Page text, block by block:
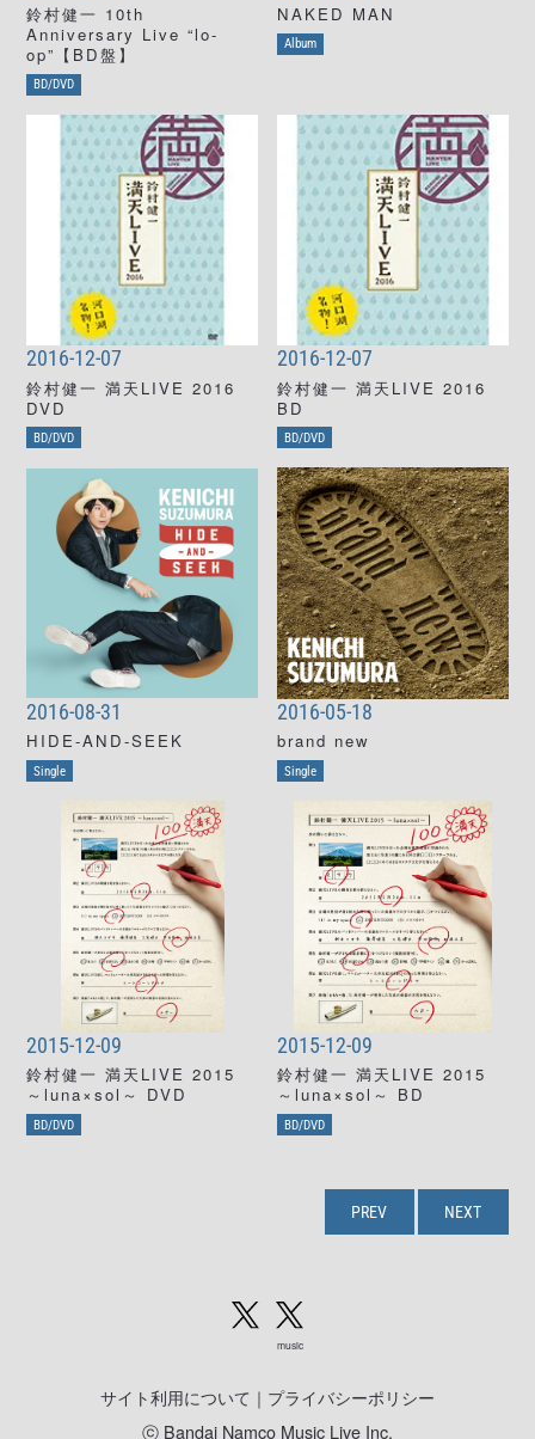
鈴村健一 10th
Anniversary Live “lo-
op”【BD盤】
BD/DVD
NAKED MAN
Album
2016-12-07
鈴村健一 満天LIVE 2016
DVD
BD/DVD
2016-12-07
鈴村健一 満天LIVE 2016
BD
BD/DVD
2016-08-31
HIDE-AND-SEEK
Single
2016-05-18
brand new
Single
2015-12-09
鈴村健一 満天LIVE 2015
～luna×sol～ DVD
BD/DVD
2015-12-09
鈴村健一 満天LIVE 2015
～luna×sol～ BD
BD/DVD
PREV NEXT
music
サイト利用について ｜ プライバシーポリシー
ⓒ Bandai Namco Music Live Inc.